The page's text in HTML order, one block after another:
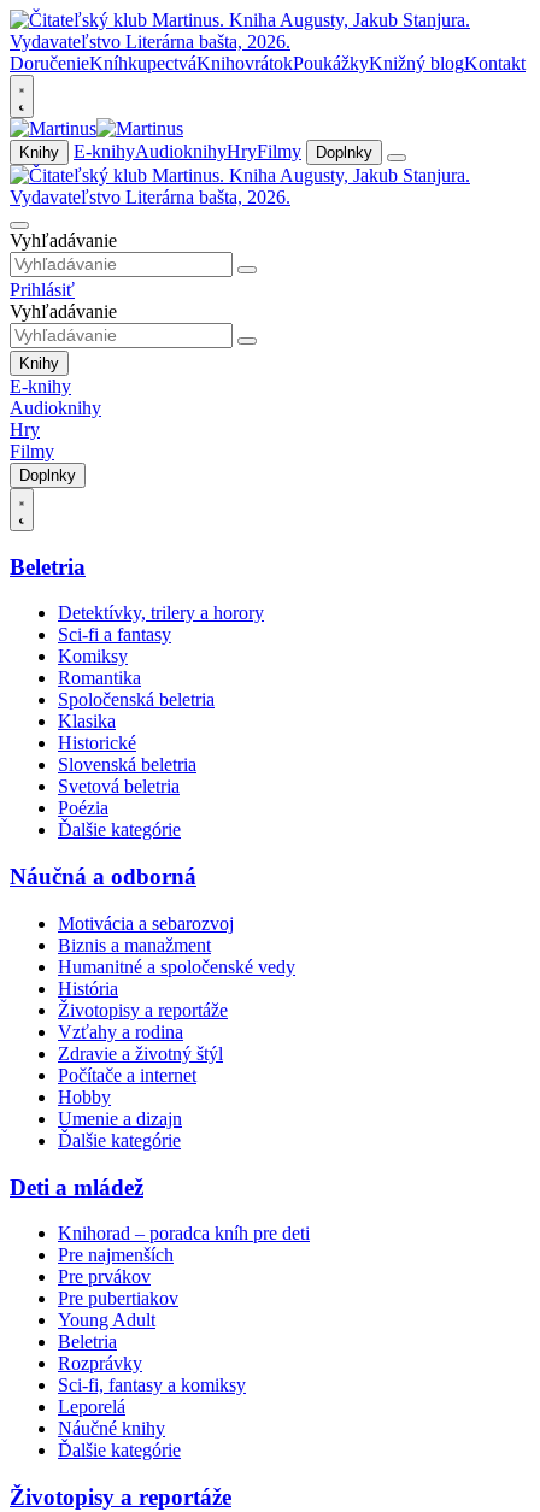
DoručenieKníhkupectváKnihovrátokPoukážkyKnižný blogKontakt
Knihy E-knihyAudioknihyHryFilmy Doplnky
Vyhľadávanie
Prihlásiť
Vyhľadávanie
Knihy
E-knihy
Audioknihy
Hry
Filmy
Doplnky
Beletria
Detektívky, trilery a horory
Sci-fi a fantasy
Komiksy
Romantika
Spoločenská beletria
Klasika
Historické
Slovenská beletria
Svetová beletria
Poézia
Ďalšie kategórie
Náučná a odborná
Motivácia a sebarozvoj
Biznis a manažment
Humanitné a spoločenské vedy
História
Životopisy a reportáže
Vzťahy a rodina
Zdravie a životný štýl
Počítače a internet
Hobby
Umenie a dizajn
Ďalšie kategórie
Deti a mládež
Knihorad – poradca kníh pre deti
Pre najmenších
Pre prvákov
Pre pubertiakov
Young Adult
Beletria
Rozprávky
Sci-fi, fantasy a komiksy
Leporelá
Náučné knihy
Ďalšie kategórie
Životopisy a reportáže